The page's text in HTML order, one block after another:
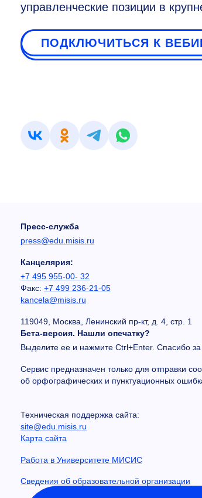
управленческие позиции в
ПОДКЛЮЧИТЬСЯ К
Пресс-служба
press@edu.misis.ru
Канцелярия:
+7 495 955-00- 32
Факс: +7 499 236-21-05
kancela@misis.ru
119049, Москва, Ленинский пр-кт, д. 4, стр. 1
Бета-версия. Нашли опечатку?
Выделите ее и нажмите Ctrl+Enter. Спасибо за
Сервис предназначен только для отправки
об орфографических и пунктуационных
Техническая поддержка сайта:
site@edu.misis.ru
Карта сайта
Работа в Университете МИСИС
Сведения об образовательной организации